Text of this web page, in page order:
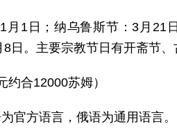
月1日；纳乌鲁斯节：3月
日。主要宗教节日有开斋节、
约合12000苏姆）
官方语言，俄语为通用语言。